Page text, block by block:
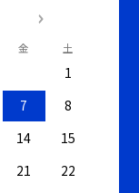
金 土
1
7
8
14
15
21
22